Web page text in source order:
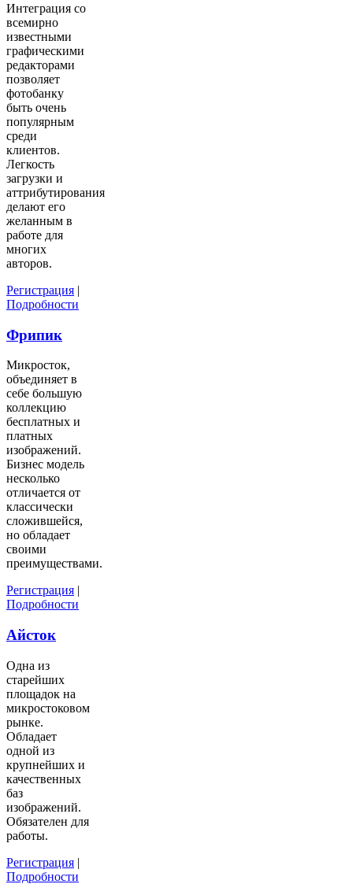
Интеграция со
всемирно
известными
графическими
редакторами
позволяет
фотобанку
быть очень
популярным
среди
клиентов.
Легкость
загрузки и
аттрибутирования
делают его
желанным в
работе для
многих
авторов.
Регистрация |
Подробности
Фрипик
Микросток,
объединяет в
себе большую
коллекцию
бесплатных и
платных
изображений.
Бизнес модель
несколько
отличается от
классически
сложившейся,
но обладает
своими
преимуществами.
Регистрация |
Подробности
Айсток
Одна из
старейших
площадок на
микростоковом
рынке.
Обладает
одной из
крупнейших и
качественных
баз
изображений.
Обязателен для
работы.
Регистрация |
Подробности